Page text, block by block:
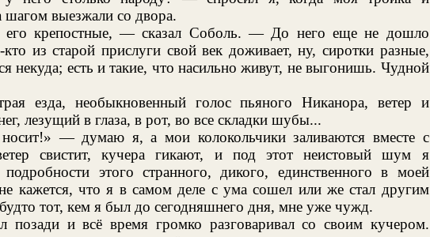
шагом выезжали со двора.
крепостные, — сказал Соболь. — До него еще не дошло
из старой прислуги свой век доживает, ну, сиротки разные,
некуда; есть и такие, что насильно живут, не выгонишь. Чудной
езда, необыкновенный голос пьяного Никанора, ветер и
лезущий в глаза, в рот, во все складки шубы...
— думаю я, а мои колокольчики заливаются вместе с
свистит, кучера гикают, и под этот неистовый шум я
этого странного, дикого, единственного в моей
кажется, что я в самом деле с ума сошел или же стал другим
тот, кем я был до сегодняшнего дня, мне уже чужд.
позади и всё время громко разговаривал со своим кучером.